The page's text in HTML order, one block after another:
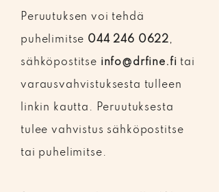
Peruutuksen voi tehdä
puhelimitse 044 246 0622,
sähköpostitse info@drfine.fi tai
varausvahvistuksesta tulleen
linkin kautta. Peruutuksesta
tulee vahvistus sähköpostitse
tai puhelimitse.